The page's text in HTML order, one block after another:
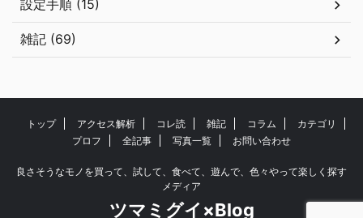
設定手順 (15)
雑記 (69)
トップ アクセス解析 コレ読 雑記 コラム
カテゴリ
プロフ
全記事 写真一覧 お問い合わせ
良さそうなモノを買って、試して、食べて、遊んで、色々やって楽しく探す
メディア
ツマミグイ×Blog